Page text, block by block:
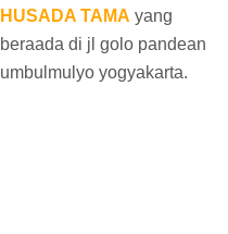
HUSADA TAMA yang
beraada di jl golo pandean
umbulmulyo yogyakarta.